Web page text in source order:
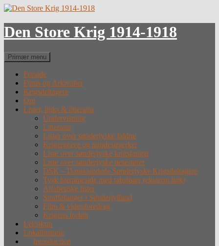
Hop
indhold
Den Store Krig 1914-1918
Søg
Primær menu
Forside
Fotos og Arkivalier
Krigsdeltagere
Om
Lister, links & litteratur
Undervisning
Litteratur
Lister over sønderjyske faldne
Krigergrave og mindesmærker
Liste over sønderjyske krigsfanger
Liste over sønderjyske desertører
DSK – Dansksindede Sønderjyske Krigsdeltagere
Tysk hjemmeside med tabslister (eksternt link)
Alfabetiske lister
Straffefanger i Sønderjylland
Film & videoforedrag
Krigens forløb
Leksikon
Lokalhistorie
Introduction